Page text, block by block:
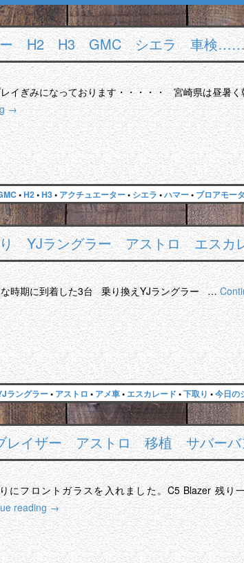
ー H2 H3 GMC シエラ 車検
イぎみになっております・・・・・ 宮崎県は昼暑
→
•H2•H3• アクチュエーター• シエラ •ハマー• ブロアモー
YJラングラー アストロ エス
な時期に到着した3台 乗り換えYJラングラー …
ラングラー• アストロ • アメ車• エスカレード •下取り •今日の
レイザー アストロ 移植 サバー
にフロントガラスを入れました。C5 Blazer 残
reading→